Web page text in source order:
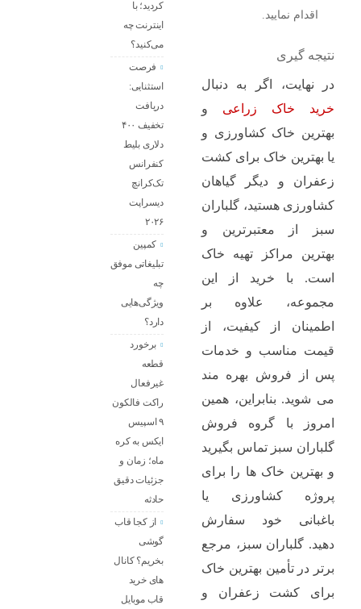
اقدام نمایید.
نتیجه ‌گیری
در نهایت، اگر به دنبال
خرید خاک زراعی و
بهترین خاک کشاورزی و
یا بهترین خاک برای کشت
زعفران و دیگر گیاهان
کشاورزی هستید، گلباران
سبز از معتبرترین و
بهترین مراکز تهیه خاک
است. با خرید از این
مجموعه، علاوه بر
اطمینان از کیفیت، از
قیمت مناسب و خدمات
پس از فروش بهره‌ مند
می ‌شوید. بنابراین، همین
امروز با گروه فروش
گلباران سبز تماس بگیرید
و بهترین خاک‌ ها را برای
پروژه کشاورزی یا
باغبانی خود سفارش
دهید. گلباران سبز، مرجع
برتر در تأمین بهترین خاک
برای کشت زعفران و
کردید؛ با
اینترنت چه
می‌کنید؟
فرصت
استثنایی:
دریافت
تخفیف ۴۰۰
دلاری بلیط
کنفرانس
تک‌کرانچ
دیسراپت
۲۰۲۶
کمپین
تبلیغاتی موفق
چه
ویژگی‌هایی
دارد؟
برخورد
قطعه
غیرفعال
راکت فالکون
۹ اسپیس
ایکس به کره
ماه؛ زمان و
جزئیات دقیق
حادثه
از کجا قاب
گوشی
بخریم؟ کانال
های خرید
قاب موبایل